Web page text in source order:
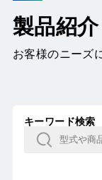
製品紹介
お客様のニーズ
キーワード検索